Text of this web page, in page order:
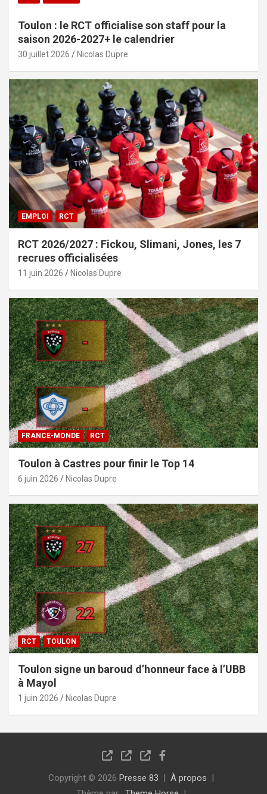
Toulon : le RCT officialise son staff pour la
saison 2026-2027+ le calendrier
30 juillet 2026 Nicolas Dupre
EMPLOI RCT
RCT 2026/2027 : Fickou, Slimani, Jones, les 7
recrues officialisées
11 juin 2026 Nicolas Dupre
FRANCE-MONDE RCT
Toulon à Castres pour finir le Top 14
6 juin 2026 Nicolas Dupre
RCT TOULON
Toulon signe un baroud d’honneur face à l’UBB
à Mayol
1 juin 2026 Nicolas Dupre
Copyright © 2026 Presse 83
À propos